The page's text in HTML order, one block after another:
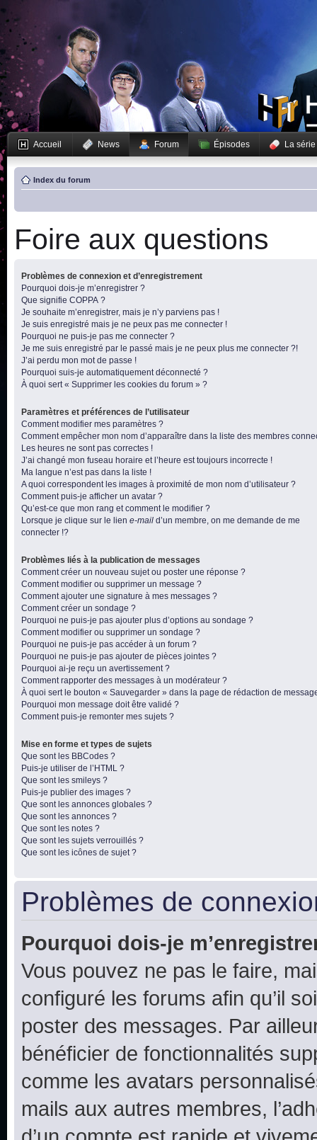
Accueil News Forum Épisodes La série
Index du forum
Foire aux questions
Problèmes de connexion et d’enregistrement
Pourquoi dois-je m’enregistrer ?
Que signifie COPPA ?
Je souhaite m’enregistrer, mais je n’y parviens pas !
Je suis enregistré mais je ne peux pas me connecter !
Pourquoi ne puis-je pas me connecter ?
Je me suis enregistré par le passé mais je ne peux plus me connecter ?!
J’ai perdu mon mot de passe !
Pourquoi suis-je automatiquement déconnecté ?
À quoi sert « Supprimer les cookies du forum » ?
Paramètres et préférences de l’utilisateur
Comment modifier mes paramètres ?
Comment empêcher mon nom d’apparaître dans la liste des membres
Les heures ne sont pas correctes !
J’ai changé mon fuseau horaire et l’heure est toujours incorrecte !
Ma langue n’est pas dans la liste !
A quoi correspondent les images à proximité de mon nom d’utilisateur ?
Comment puis-je afficher un avatar ?
Qu’est-ce que mon rang et comment le modifier ?
Lorsque je clique sur le lien e-mail d’un membre, on me demande de me
connecter !?
Problèmes liés à la publication de messages
Comment créer un nouveau sujet ou poster une réponse ?
Comment modifier ou supprimer un message ?
Comment ajouter une signature à mes messages ?
Comment créer un sondage ?
Pourquoi ne puis-je pas ajouter plus d’options au sondage ?
Comment modifier ou supprimer un sondage ?
Pourquoi ne puis-je pas accéder à un forum ?
Pourquoi ne puis-je pas ajouter de pièces jointes ?
Pourquoi ai-je reçu un avertissement ?
Comment rapporter des messages à un modérateur ?
À quoi sert le bouton « Sauvegarder » dans la page de rédaction de
Pourquoi mon message doit être validé ?
Comment puis-je remonter mes sujets ?
Mise en forme et types de sujets
Que sont les BBCodes ?
Puis-je utiliser de l’HTML ?
Que sont les smileys ?
Puis-je publier des images ?
Que sont les annonces globales ?
Que sont les annonces ?
Que sont les notes ?
Que sont les sujets verrouillés ?
Que sont les icônes de sujet ?
Problèmes de
Pourquoi dois-je
Vous pouvez ne pas le faire,
configuré les forums afin qu’il
poster des messages. Par
bénéficier de fonctionnalités
comme les avatars
mails aux autres membres,